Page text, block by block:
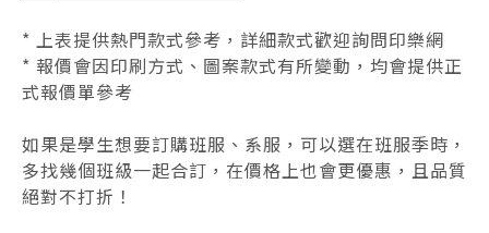
* 上表提供熱門款式參考，詳細款式歡迎詢問印樂網
* 報價會因印刷方式、圖案款式有所變動，均會提供正
式報價單參考
如果是學生想要訂購班服、系服，可以選在班服季時，
多找幾個班級一起合訂，在價格上也會更優惠，且品質
絕對不打折！